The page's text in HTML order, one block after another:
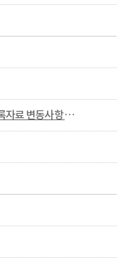
2026년 6월 KOSIS 수록자료 변동사항 안내